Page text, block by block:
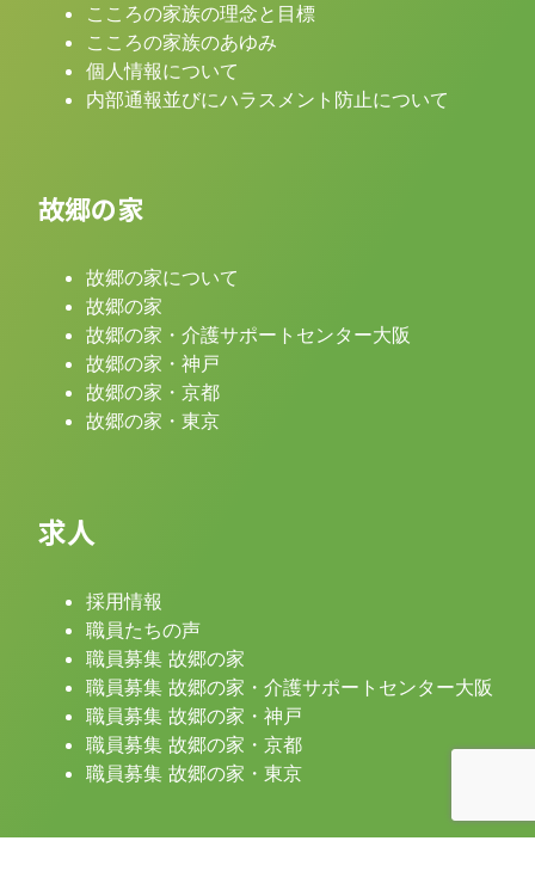
こころの家族の理念と目標
こころの家族のあゆみ
個人情報について
内部通報並びにハラスメント防止について
故郷の家
故郷の家について
故郷の家
故郷の家・介護サポートセンター大阪
故郷の家・神戸
故郷の家・京都
故郷の家・東京
求人
採用情報
職員たちの声
職員募集 故郷の家
職員募集 故郷の家・介護サポートセンター大阪
職員募集 故郷の家・神戸
職員募集 故郷の家・京都
職員募集 故郷の家・東京